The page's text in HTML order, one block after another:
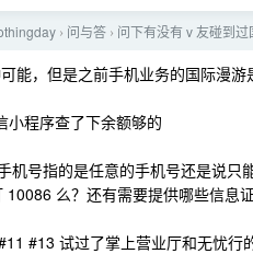
› 问与答 › 问下有没有 v 友碰到
能，但是之前手机业务的国际漫
小程序查了下余额够的
机号指的是任意的手机号还是说只
么？还有需要提供哪些信息
#13 试过了掌上营业厅和无忧行